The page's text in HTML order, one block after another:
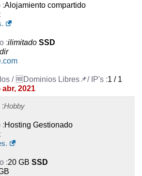
Alojamiento compartido
ilimitado SSD
1 / 1
abr, 2021
Hobby
Hosting Gestionado
20 GB SSD